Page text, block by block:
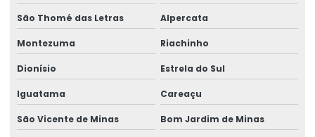
São Thomé das Letras Alpercata
Montezuma Riachinho
Dionísio Estrela do Sul
Iguatama Careaçu
São Vicente de Minas Bom Jardim de Minas